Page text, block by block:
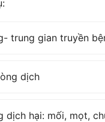
trung gian truyền
dịch
dịch hại: mối, mọt,